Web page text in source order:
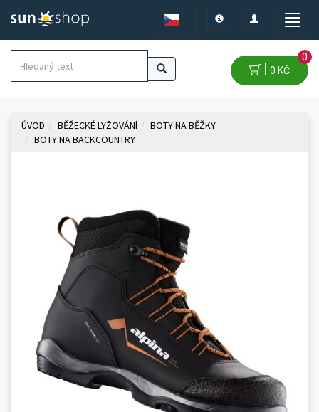
Toggle
Toggle
navigation
Toggle
0 KČ
0
ÚVOD BĚŽECKÉ LYŽOVÁNÍ
BOTY NA BĚŽKY
BOTY NA BACKCOUNTRY